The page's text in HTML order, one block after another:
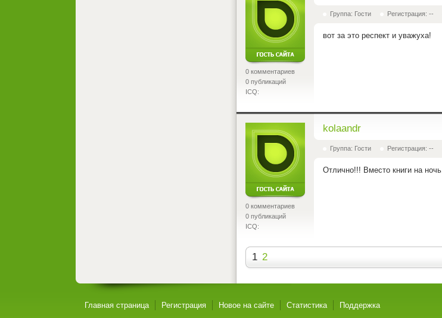
0 комментариев
0 публикаций
ICQ:
Группа: Гости Регистрация: --
вот за это респект и уважуха!
0 комментариев
0 публикаций
ICQ:
kolaandr
Группа: Гости Регистрация: --
Отлично!!! Вместо книги на ночь.
1 2
Главная страница Регистрация Новое на сайте Статистика Поддержка